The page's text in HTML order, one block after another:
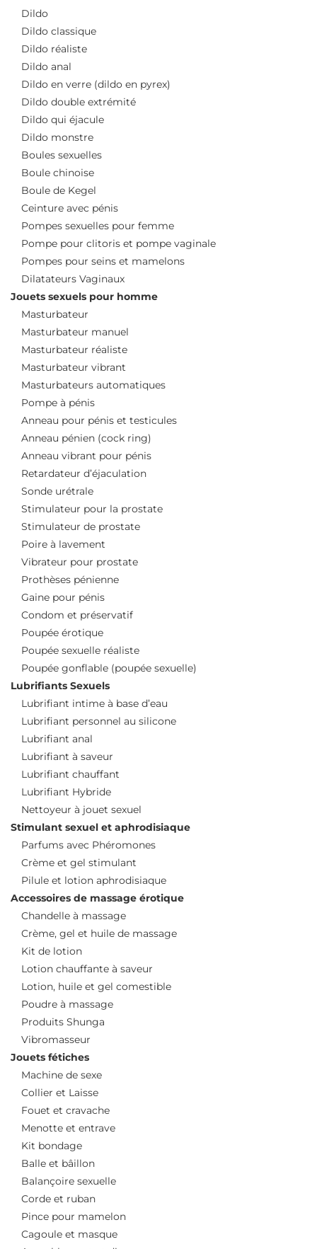
Dildo
Dildo classique
Dildo réaliste
Dildo anal
Dildo en verre (dildo en pyrex)
Dildo double extrémité
Dildo qui éjacule
Dildo monstre
Boules sexuelles
Boule chinoise
Boule de Kegel
Ceinture avec pénis
Pompes sexuelles pour femme
Pompe pour clitoris et pompe vaginale
Pompes pour seins et mamelons
Dilatateurs Vaginaux
Jouets sexuels pour homme
Masturbateur
Masturbateur manuel
Masturbateur réaliste
Masturbateur vibrant
Masturbateurs automatiques
Pompe à pénis
Anneau pour pénis et testicules
Anneau pénien (cock ring)
Anneau vibrant pour pénis
Retardateur d’éjaculation
Sonde urétrale
Stimulateur pour la prostate
Stimulateur de prostate
Poire à lavement
Vibrateur pour prostate
Prothèses pénienne
Gaine pour pénis
Condom et préservatif
Poupée érotique
Poupée sexuelle réaliste
Poupée gonflable (poupée sexuelle)
Lubrifiants Sexuels
Lubrifiant intime à base d’eau
Lubrifiant personnel au silicone
Lubrifiant anal
Lubrifiant à saveur
Lubrifiant chauffant
Lubrifiant Hybride
Nettoyeur à jouet sexuel
Stimulant sexuel et aphrodisiaque
Parfums avec Phéromones
Crème et gel stimulant
Pilule et lotion aphrodisiaque
Accessoires de massage érotique
Chandelle à massage
Crème, gel et huile de massage
Kit de lotion
Lotion chauffante à saveur
Lotion, huile et gel comestible
Poudre à massage
Produits Shunga
Vibromasseur
Jouets fétiches
Machine de sexe
Collier et Laisse
Fouet et cravache
Menotte et entrave
Kit bondage
Balle et bâillon
Balançoire sexuelle
Corde et ruban
Pince pour mamelon
Cagoule et masque